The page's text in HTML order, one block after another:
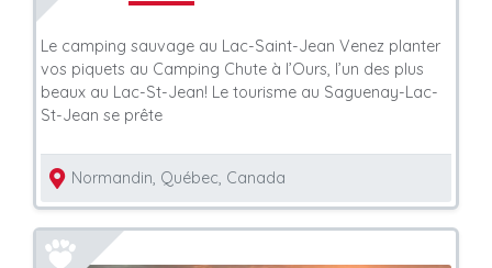
Le camping sauvage au Lac-Saint-Jean Venez planter
vos piquets au Camping Chute à l’Ours, l’un des plus
beaux au Lac-St-Jean! Le tourisme au Saguenay-Lac-
St-Jean se prête
Normandin, Québec, Canada